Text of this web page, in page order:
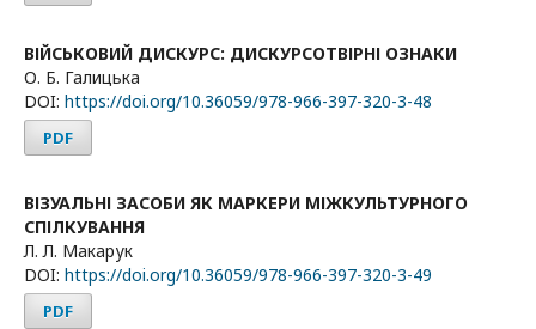
ВІЙСЬКОВИЙ ДИСКУРС: ДИСКУРСОТВІРНІ ОЗНАКИ
О. Б. Галицька
DOI: https://doi.org/10.36059/978-966-397-320-3-48
PDF
ВІЗУАЛЬНІ ЗАСОБИ ЯК МАРКЕРИ МІЖКУЛЬТУРНОГО
СПІЛКУВАННЯ
Л. Л. Макарук
DOI: https://doi.org/10.36059/978-966-397-320-3-49
PDF